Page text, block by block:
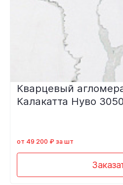
Кварцевый
Калакатта Нуво
от 49 200 ₽ за шт